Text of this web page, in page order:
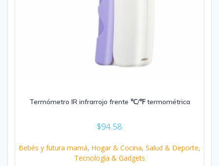
Termómetro IR infrarrojo frente ℃/℉ termométrica
$94.58
Bebés y futura mamá, Hogar & Cocina, Salud & Deporte,
Tecnología & Gadgets